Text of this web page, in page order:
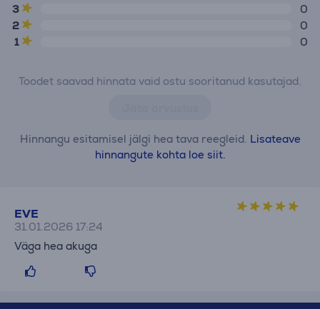
3
0
2
0
1
0
Toodet saavad hinnata vaid ostu sooritanud kasutajad.
Hinnangu esitamisel jälgi hea tava reegleid. Lisateave
hinnangute kohta loe siit.
EVE
31.01.2026 17:24
Väga hea akuga